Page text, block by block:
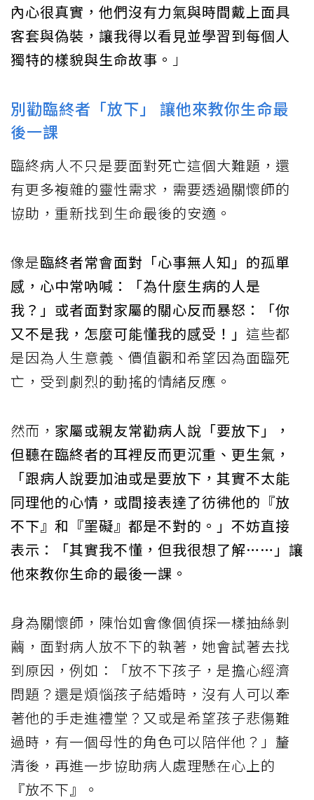
內心很真實，他們沒有力氣與時間戴上面具
客套與偽裝，讓我得以看見並學習到每個人
獨特的樣貌與生命故事。 」
別勸臨終者「放下」 讓他來教你生命最
後一課
臨終病人不只是要面對死亡這個大難題，還
有更多複雜的靈性需求，需要透過關懷師的
協助，重新找到生命最後的安適。
像是臨終者常會面對「心事無人知」的孤單
感，心中常吶喊：「為什麼生病的人是
我？」或者面對家屬的關心反而暴怒：「你
又不是我，怎麼可能懂我的感受！」 這些都
是因為人生意義、價值觀和希望因為面臨死
亡，受到劇烈的動搖的情緒反應。
然而， 家屬或親友常勸病人說「要放下」，
但聽在臨終者的耳裡反而更沉重、更生氣，
「跟病人說要加油或是要放下，其實不太能
同理他的心情，或間接表達了彷彿他的『放
不下』和『罣礙』都是不對的。」不妨直接
表示：「其實我不懂，但我很想了解……」讓
他來教你生命的最後一課。
身為關懷師，陳怡如會像個偵探一樣抽絲剝
繭，面對病人放不下的執著，她會試著去找
到原因，例如：「放不下孩子，是擔心經濟
問題？還是煩惱孩子結婚時，沒有人可以牽
著他的手走進禮堂？又或是希望孩子悲傷難
過時，有一個母性的角色可以陪伴他？」釐
清後，再進一步協助病人處理懸在心上的
『放不下』。